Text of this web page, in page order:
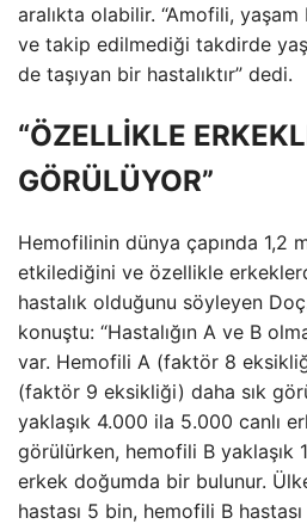
aralıkta olabilir. “Amofili,
ve takip edilmediği takdirde
de taşıyan bir hastalıktır” dedi.
“ÖZELLİKLE
GÖRÜLÜYOR”
Hemofilinin dünya çapında 1,2
etkilediğini ve özellikle
hastalık olduğunu söyleyen
konuştu: “Hastalığın A ve B
var. Hemofili A (faktör 8
(faktör 9 eksikliği) daha sık
yaklaşık 4.000 ila 5.000 canlı
görülürken, hemofili B yaklaşık
erkek doğumda bir bulunur.
hastası 5 bin, hemofili B